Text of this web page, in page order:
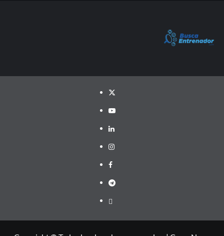
Twitter
YouTube
LinkedIn
Instagram
Facebook
Telegram
PayPal